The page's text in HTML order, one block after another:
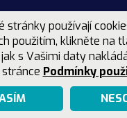
stránky používají
použitím, klikněte na
s Vašimi daty
stránce Podmínky